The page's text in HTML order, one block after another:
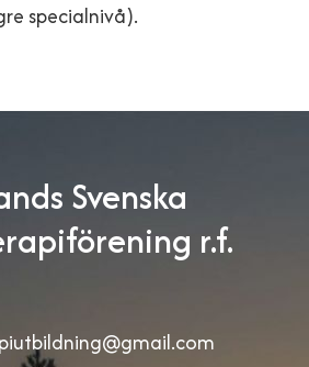
specialnivå).
Svenska
r.f.